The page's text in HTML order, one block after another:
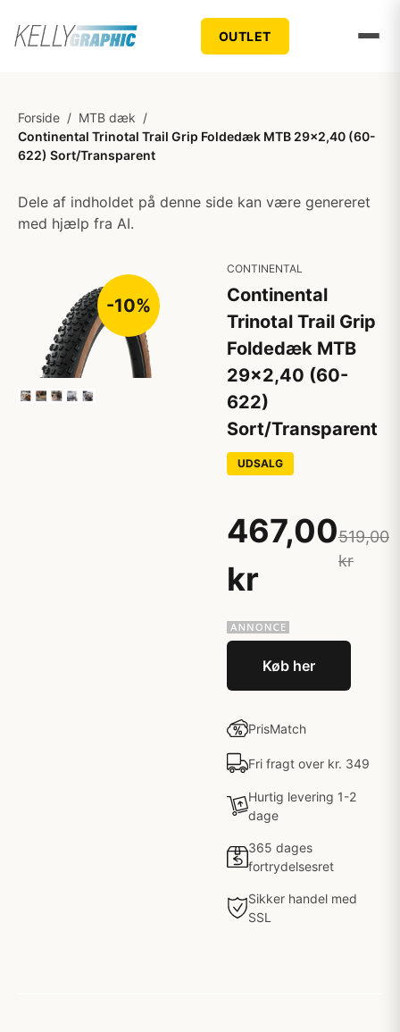
OUTLET
Forside / MTB dæk /
Continental Trinotal Trail Grip Foldedæk MTB 29x2,40 (60-
622) Sort/Transparent
Dele af indholdet på denne side kan være genereret
med hjælp fra AI.
-10%
CONTINENTAL
Continental
Trinotal Trail Grip
Foldedæk MTB
29x2,40 (60-
622)
Sort/Transparent
UDSALG
467,00
kr
519,00
kr
Køb her
PrisMatch
Fri fragt over kr. 349
Hurtig levering 1-2
dage
365 dages
fortrydelsesret
Sikker handel med
SSL